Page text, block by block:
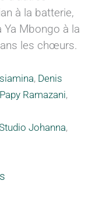
à la batterie,
Ya Mbongo à la
les chœurs.
, Denis
Ramazani,
Johanna,